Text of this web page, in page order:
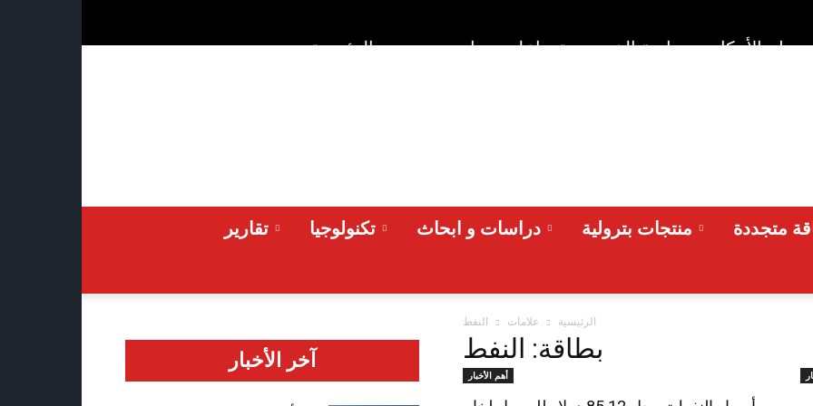
Sunday 2026-08-09 الرئيسية من نحن اعلن معنا سياسة الخصوصية والأحكام
متجددة منتجات بترولية دراسات و ابحاث تكنولوجيا تقارير
الرئيسية علامات النفط
بطاقة: النفط
أهم الأخبار
آخر الأخبار